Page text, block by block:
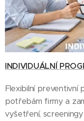
INDIVIDUÁLNÍ
Flexibilní preventivní
potřebám firmy a
vyšetření,